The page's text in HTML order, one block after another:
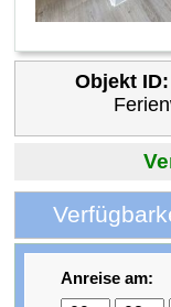
Objekt ID:
Anreise am: